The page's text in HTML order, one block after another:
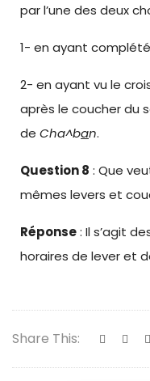
par l’une des deux
1- en ayant complété
2- en ayant vu le
après le coucher du
de Cha^ban.
Question 8 : Que
mêmes levers et
Réponse: Il s’agit
horaires de lever et
Share This: